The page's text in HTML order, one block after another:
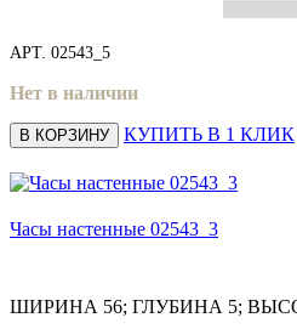
АРТ. 02543_5
Нет в наличии
В КОРЗИНУ КУПИТЬ В 1 КЛИК
Часы настенные 02543_3
ШИРИНА 56; ГЛУБИНА 5;